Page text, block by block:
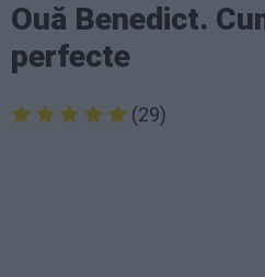
Ouă Benedict.
perfecte
(29)